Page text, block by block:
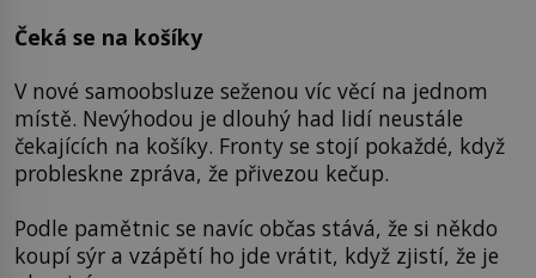
Čeká se na košíky
V nové samoobsluze seženou víc věcí na jednom
místě. Nevýhodou je dlouhý had lidí neustále
čekajících na košíky. Fronty se stojí pokaždé, když
probleskne zpráva, že přivezou kečup.
Podle pamětnic se navíc občas stává, že si někdo
koupí sýr a vzápětí ho jde vrátit, když zjistí, že je